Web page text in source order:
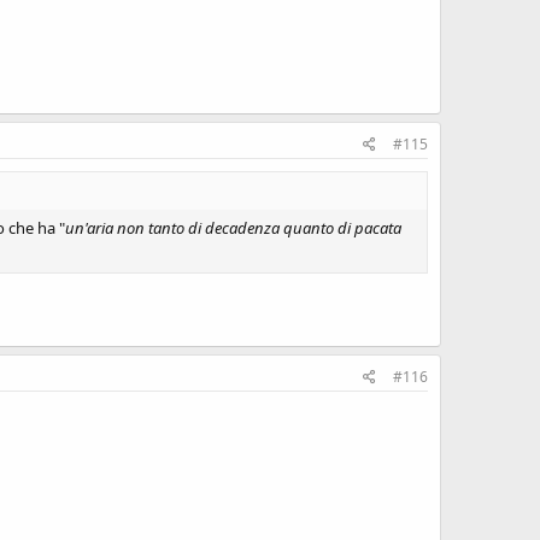
#115
che ha "un'aria non tanto di decadenza quanto di pacata
#116